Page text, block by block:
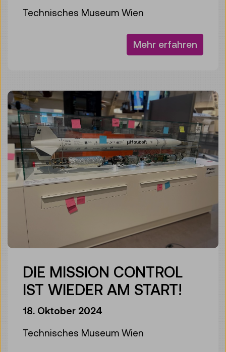
Technisches Museum Wien
Mehr erfahren
DIE MISSION CONTROL
IST WIEDER AM START!
18. Oktober 2024
Technisches Museum Wien